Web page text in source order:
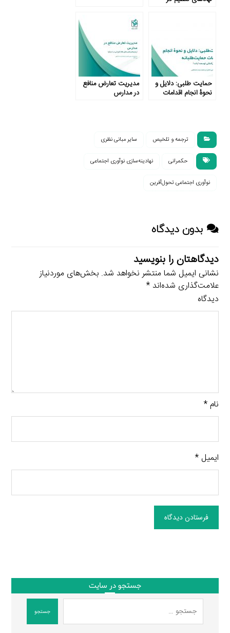
حمایت طلبی: دلایل و
نحوۀ انجام اقدامات
مدیریت تعارض منافع
در مدارس
ترجمه و تلخیص سایر مبانی نظری
حکمرانی نهادینه‌سازی نوآوری اجتماعی
نوآوری اجتماعی تحول‌آفرین
بدون دیدگاه
دیدگاهتان را بنویسید
نشانی ایمیل شما منتشر نخواهد شد. بخش‌های موردنیاز
علامت‌گذاری شده‌اند*
دیدگاه
نام*
ایمیل*
فرستادن دیدگاه
جستجو در سایت
جستجو